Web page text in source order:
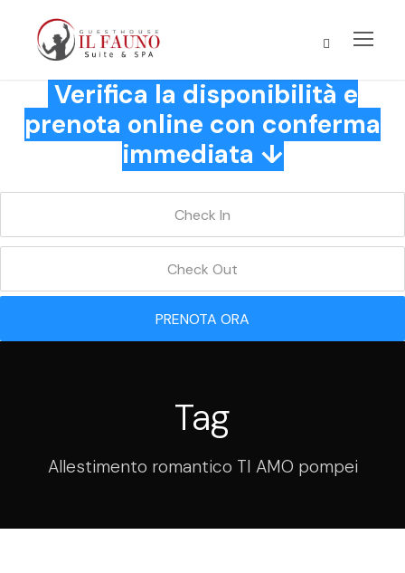
Verifica la disponibilità e
prenota online con conferma
immediata ↓
PRENOTA ORA
Tag
Allestimento romantico TI AMO pompei